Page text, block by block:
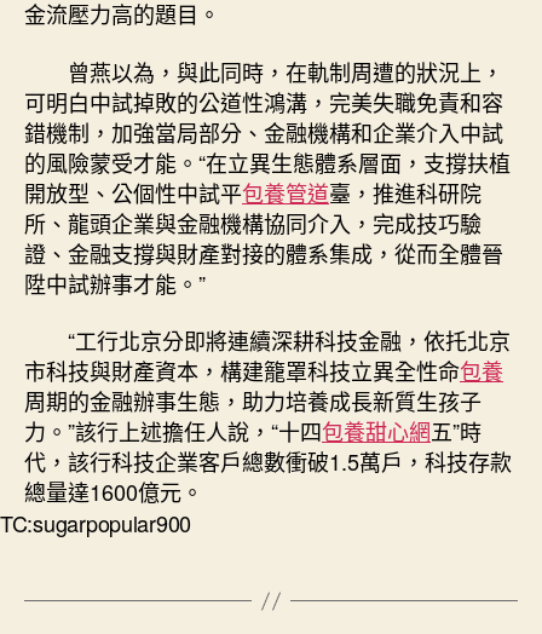
金流壓力高的題目。
曾燕以為，與此同時，在軌制周遭的狀況上，
可明白中試掉敗的公道性鴻溝，完美失職免責和容
錯機制，加強當局部分、金融機構和企業介入中試
的風險蒙受才能。“在立異生態體系層面，支撐扶植
開放型、公個性中試平包養管道臺，推進科研院
所、龍頭企業與金融機構協同介入，完成技巧驗
證、金融支撐與財產對接的體系集成，從而全體晉
陞中試辦事才能。”
“工行北京分即將連續深耕科技金融，依托北京
市科技與財產資本，構建籠罩科技立異全性命包養
周期的金融辦事生態，助力培養成長新質生孩子
力。”該行上述擔任人說，“十四包養甜心網五”時
代，該行科技企業客戶總數衝破1.5萬戶，科技存款
總量達1600億元。
TC:sugarpopular900